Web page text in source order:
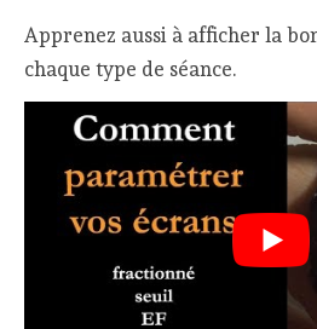
Apprenez aussi à afficher la
chaque type de séance.